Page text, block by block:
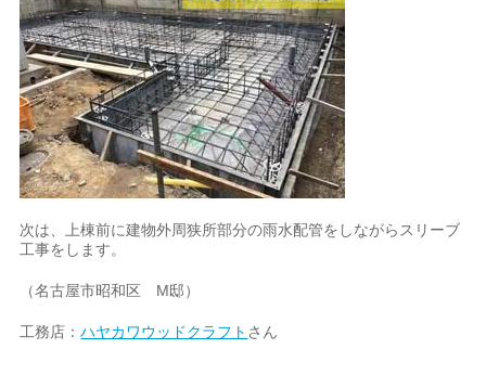
次は、上棟前に建物外周狭所部分の雨水配管をしながらスリーブ
工事をします。
（名古屋市昭和区 M邸）
工務店：ハヤカワウッドクラフト さん